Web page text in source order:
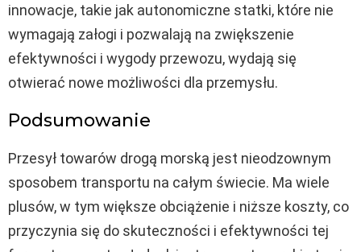
innowacje, takie jak autonomiczne statki, które nie
wymagają załogi i pozwalają na zwiększenie
efektywności i wygody przewozu, wydają się
otwierać nowe możliwości dla przemysłu.
Podsumowanie
Przesył towarów drogą morską jest nieodzownym
sposobem transportu na całym świecie. Ma wiele
plusów, w tym większe obciążenie i niższe koszty, co
przyczynia się do skuteczności i efektywności tej